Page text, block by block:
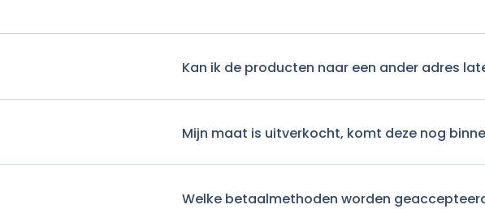
Kan ik de producten naar een ander adres
Mijn maat is uitverkocht, komt deze nog
Welke betaalmethoden worden